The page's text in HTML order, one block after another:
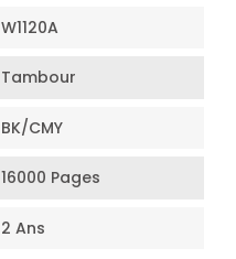
W1120A
Tambour
BK/CMY
16000 Pages
2 Ans